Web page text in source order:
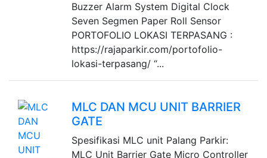
Buzzer Alarm System Digital Clock
Seven Segmen Paper Roll Sensor
PORTOFOLIO LOKASI TERPASANG :
https://rajaparkir.com/portofolio-
lokasi-terpasang/ “...
MLC DAN MCU UNIT BARRIER
GATE
Spesifikasi MLC unit Palang Parkir:
MLC Unit Barrier Gate Micro Controller